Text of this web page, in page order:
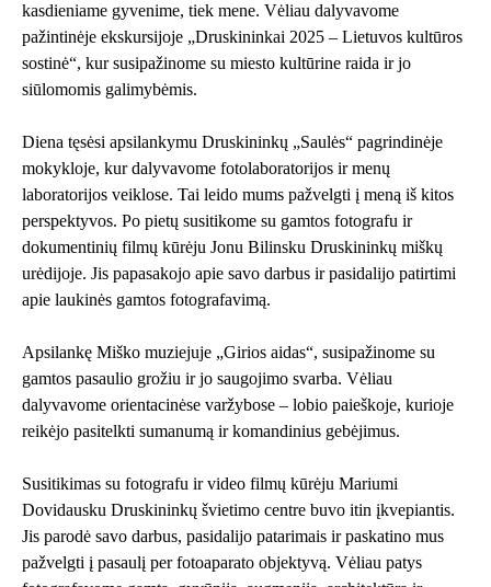
kasdieniame gyvenime, tiek mene. Vėliau dalyvavome
pažintinėje ekskursijoje „Druskininkai 2025 – Lietuvos kultūros
sostinė“, kur susipažinome su miesto kultūrine raida ir jo
siūlomomis galimybėmis.
Diena tęsėsi apsilankymu Druskininkų „Saulės“ pagrindinėje
mokykloje, kur dalyvavome fotolaboratorijos ir menų
laboratorijos veiklose. Tai leido mums pažvelgti į meną iš kitos
perspektyvos. Po pietų susitikome su gamtos fotografu ir
dokumentinių filmų kūrėju Jonu Bilinsku Druskininkų miškų
urėdijoje. Jis papasakojo apie savo darbus ir pasidalijo patirtimi
apie laukinės gamtos fotografavimą.
Apsilankę Miško muziejuje „Girios aidas“, susipažinome su
gamtos pasaulio grožiu ir jo saugojimo svarba. Vėliau
dalyvavome orientacinėse varžybose – lobio paieškoje, kurioje
reikėjo pasitelkti sumanumą ir komandinius gebėjimus.
Susitikimas su fotografu ir video filmų kūrėju Mariumi
Dovidausku Druskininkų švietimo centre buvo itin įkvepiantis.
Jis parodė savo darbus, pasidalijo patarimais ir paskatino mus
pažvelgti į pasaulį per fotoaparato objektyvą. Vėliau patys